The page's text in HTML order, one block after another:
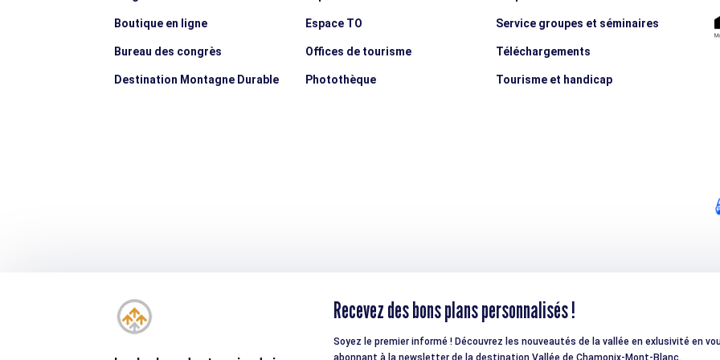
Boutique en ligne
Bureau des congrès
Destination Montagne Durable
Espace TO
Offices de tourisme
Photothèque
Service groupes et séminaires
Téléchargements
Tourisme et handicap
Recevez des bons plans personnalisés !
Soyez le premier informé ! Découvrez les nouveautés de la vallée en exlusivité en
abonnant à la newsletter de la destination Vallée de Chamonix-Mont-Blanc.